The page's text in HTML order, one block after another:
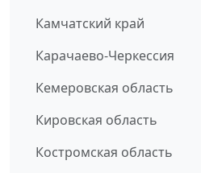
Камчатский край
Карачаево-Черкессия
Кемеровская область
Кировская область
Костромская область